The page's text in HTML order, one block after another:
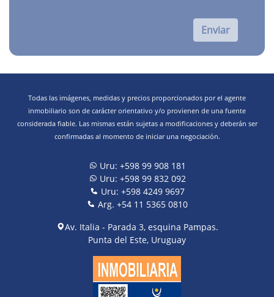
Enviar
Todas las imágenes, medidas y precios proporcionados por el agente
inmobiliario son de carácter orientativo y/o provienen de una fuente
considerada fiable. Las mismas están sujetas a modificaciones y deberán ser
confirmadas al momento de iniciar una negociación.
Uru: +598 99 908 181
Uru: +598 99 832 092
Uru: +598 4249 9697
Arg. +54 11 5365 0810
Av. Italia - Parada 3, esquina Pampas.
Punta del Este, Uruguay